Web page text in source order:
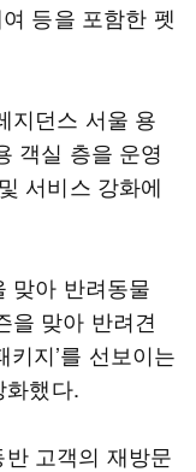
등을 포함한 펫
지던스 서울 용
객실 층을 운영
서비스 강화에
맞아 반려동물
을 맞아 반려견
지’를 선보이는
화했다.
고객의 재방문